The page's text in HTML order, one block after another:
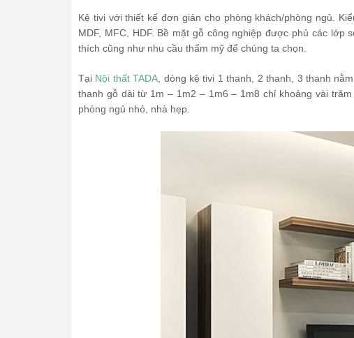
Kệ tivi với thiết kế đơn giản cho phòng khách/phòng ngủ.
MDF, MFC, HDF. Bề mặt gỗ công nghiệp được phủ các
thích cũng như nhu cầu thẩm mỹ để chúng ta chọn.
Tại Nội thất TADA , dòng kệ tivi 1 thanh, 2 thanh, 3 thanh
thanh gỗ dài từ 1m – 1m2 – 1m6 – 1m8 chỉ khoảng vài
phòng ngủ nhỏ, nhà hẹp.